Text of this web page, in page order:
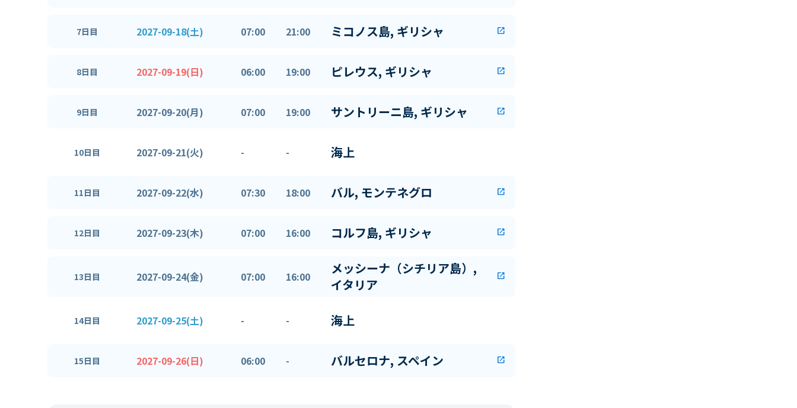
7日目 2027-09-18(土) 07:00 21:00 ミコノス島, ギリシャ open_in_new
8日目 2027-09-19(日) 06:00 19:00 ピレウス, ギリシャ open_in_new
9日目 2027-09-20(月) 07:00 19:00 サントリーニ島, ギリシャ open_in_new
10日目 2027-09-21(火) - - 海上
11日目 2027-09-22(水) 07:30 18:00 バル, モンテネグロ open_in_new
12日目 2027-09-23(木) 07:00 16:00 コルフ島, ギリシャ open_in_new
13日目 2027-09-24(金) 07:00 16:00
メッシーナ（シチリア島）,
イタリア
open_in_new
14日目 2027-09-25(土) - - 海上
15日目 2027-09-26(日) 06:00 - バルセロナ, スペイン open_in_new